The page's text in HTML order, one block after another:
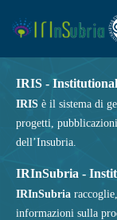
IRIS -
IRIS è il sistema di
progetti,
dell’Insubria.
IRInSubria -
IRInSubria
informazioni sulla